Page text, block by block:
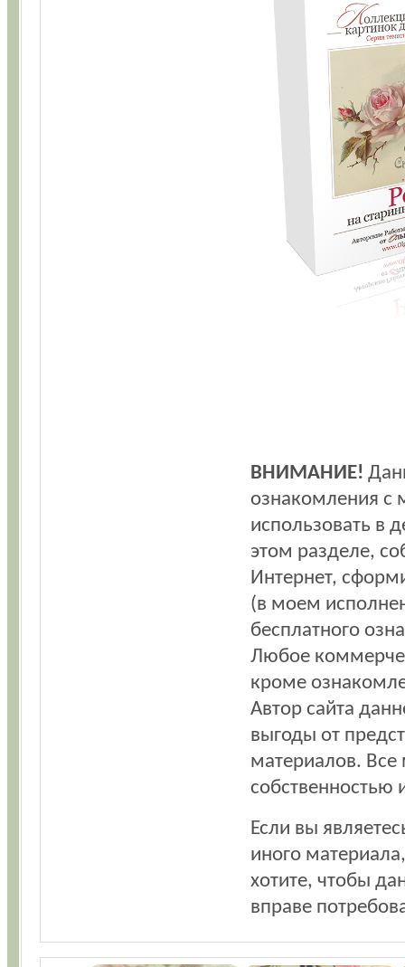
ВНИМАНИЕ!
ознакомления с
использовать в
этом разделе,
Интернет,
(в моем
бесплатного
Любое
кроме
Автор сайта
выгоды от
материалов.
собственностью
Если вы
иного
хотите, чтобы
вправе